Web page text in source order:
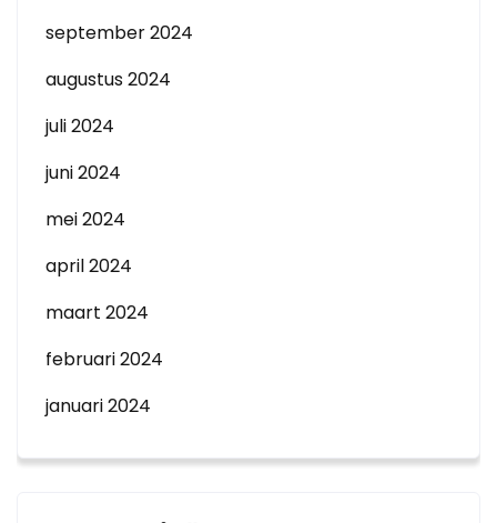
september 2024
augustus 2024
juli 2024
juni 2024
mei 2024
april 2024
maart 2024
februari 2024
januari 2024